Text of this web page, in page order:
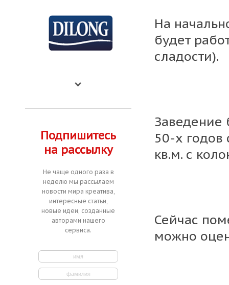
Подпишитесь
на рассылку
Не чаще одного раза в
неделю мы рассылаем
новости мира креатива,
интересные статьи,
новые идеи, созданные
авторами нашего
сервиса.
На
будет
сладости).
Заведение
50-х годов
кв.м. с
Сейчас
можно